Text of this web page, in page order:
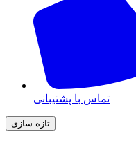
تماس با پشتیبانی